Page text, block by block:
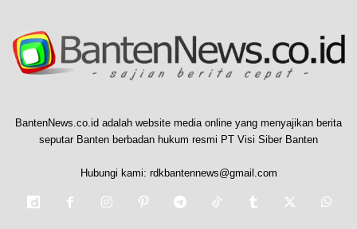
BantenNews.co.id adalah website media online yang menyajikan berita
seputar Banten berbadan hukum resmi PT Visi Siber Banten
Hubungi kami: rdkbantennews@gmail.com